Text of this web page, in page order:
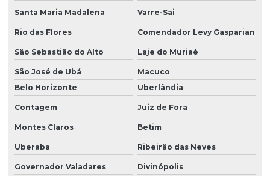
Montadora de canteiro de obra com alojamento
Montadora de canteiro de obra com ambulatório
Montadora de canteiro de obra com ambulatório em pr
Montadora de canteiro de obra com escritório
Montadora de canteiro de obra com refeitório
Montadora de canteiro de obra com refeitório em pr
Montadora de canteiro de obra com vestiário
Santa Maria Madalena Varre-Sai
Rio das Flores Comendador Levy Gasparian
São Sebastião do Alto Laje do Muriaé
São José de Ubá
Macuco
Belo Horizonte
Uberlândia
Contagem Juiz de Fora
Montes Claros Betim
Uberaba Ribeirão das Neves
Governador Valadares Divinópolis